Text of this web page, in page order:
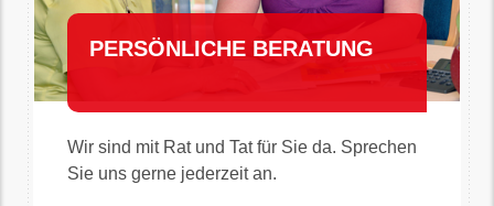
PERSÖNLICHE BERATUNG
Wir sind mit Rat und Tat für Sie da. Sprechen
Sie uns gerne jederzeit an.